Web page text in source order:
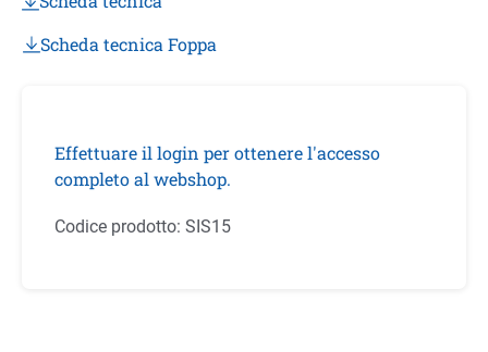
Scheda tecnica Foppa
Effettuare il login per ottenere l'accesso
completo al webshop.
Codice prodotto: SIS15